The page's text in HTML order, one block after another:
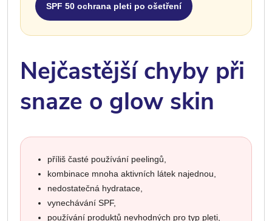
SPF 50 ochrana pleti po ošetření
Nejčastější chyby při
snaze o glow skin
příliš časté používání peelingů,
kombinace mnoha aktivních látek najednou,
nedostatečná hydratace,
vynechávání SPF,
používání produktů nevhodných pro typ pleti,